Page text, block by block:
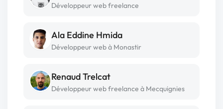
Développeur web freelance
Ala Eddine Hmida
Développeur web à Monastir
Renaud Trelcat
Développeur web freelance à Mecquignies